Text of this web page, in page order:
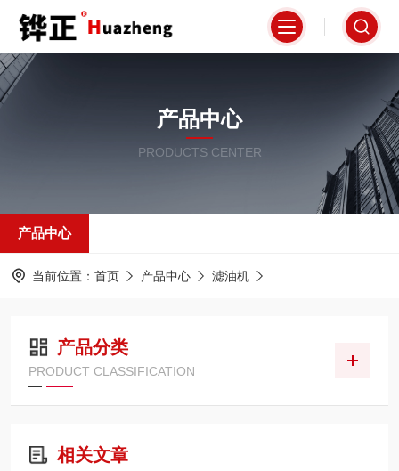
产品中心
PRODUCTS CENTER
产品中心
当前位置： 首页 产品中心 滤油机
产品分类
PRODUCT CLASSIFICATION
相关文章